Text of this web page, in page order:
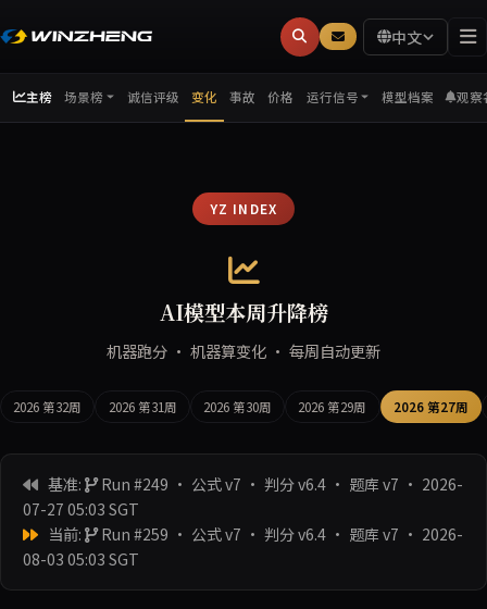
中文
主榜 场景榜 诚信评级 变化 事故 价格 运行信号 模型档案 观察
YZ INDEX
AI模型本周升降榜
机器跑分 · 机器算变化 · 每周自动更新
2026 第32周 2026 第31周 2026 第30周 2026 第29周 2026 第27周
基准: Run #249 · 公式 v7 · 判分 v6.4 · 题库 v7 · 2026-
07-27 05:03 SGT
当前:
Run #259 · 公式 v7 · 判分 v6.4 · 题库 v7 · 2026-
08-03 05:03 SGT